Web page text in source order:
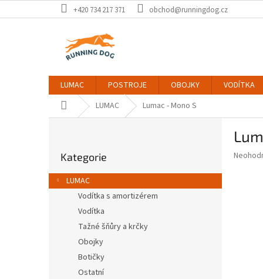
na
+420 734 217 371 obchod@runningdog.cz
LUMAC POSTROJE OBOJKY
VODÍTKA
Domů LUMAC Lumac - Mono S
r
a
kategorie
Kategorie
LUMAC
Vodítka s amortizérem
Vodítka
Tažné šňůry a krčky
Obojky
Botičky
Ostatní